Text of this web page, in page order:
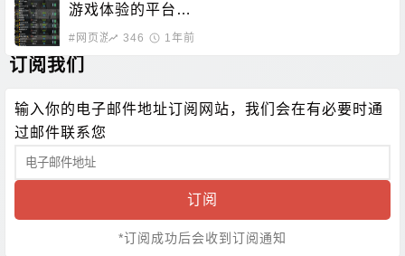
游戏体验的平台，
无需下载即可畅玩
#网页游戏 346 1年前
订阅我们
输入你的电子邮件地址订阅网站，我们会在有必要时通
过邮件联系您
订阅
*订阅成功后会收到订阅通知